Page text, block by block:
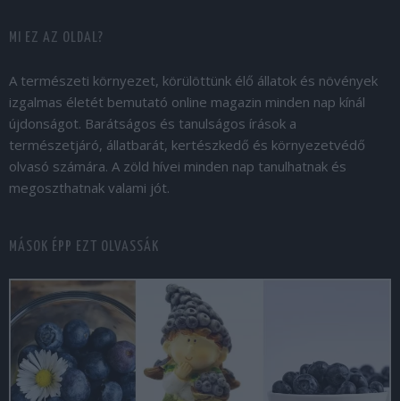
MI EZ AZ OLDAL?
A természeti környezet, körülöttünk élő állatok és növények
izgalmas életét bemutató online magazin minden nap kínál
újdonságot. Barátságos és tanulságos írások a
természetjáró, állatbarát, kertészkedő és környezetvédő
olvasó számára. A zöld hívei minden nap tanulhatnak és
megoszthatnak valami jót.
MÁSOK ÉPP EZT OLVASSÁK